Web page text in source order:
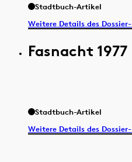
Stadtbuch-Artikel
Weitere Details des
Fasnacht 1977
Stadtbuch-Artikel
Weitere Details des